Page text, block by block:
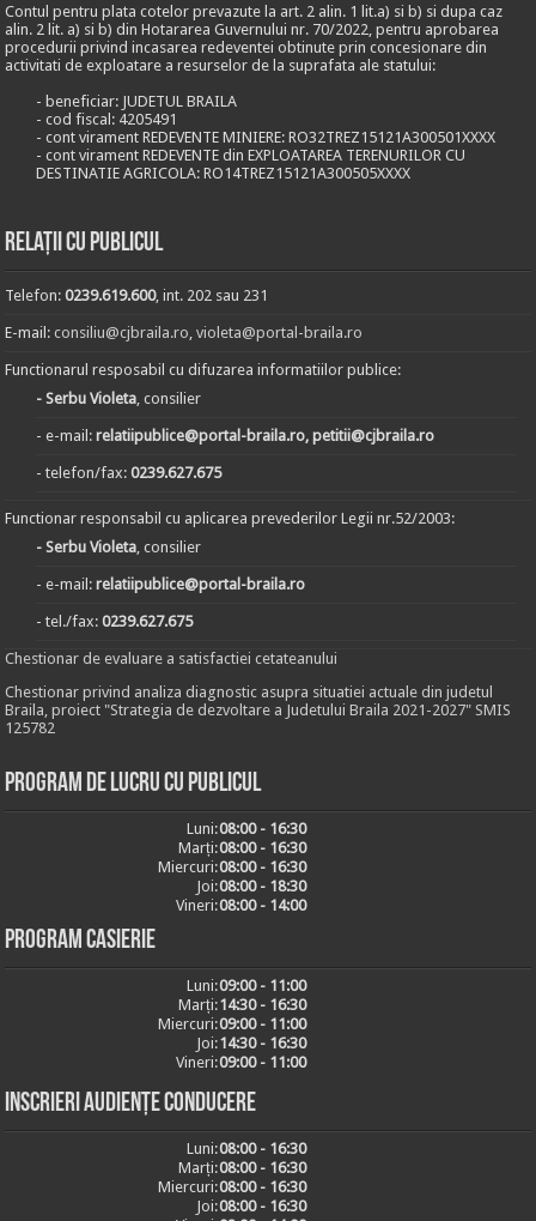
Contul pentru plata cotelor prevazute la art. 2 alin. 1 lit.a) si b) si dupa caz
alin. 2 lit. a) si b) din Hotararea Guvernului nr. 70/2022, pentru aprobarea
procedurii privind incasarea redeventei obtinute prin concesionare din
activitati de exploatare a resurselor de la suprafata ale statului:
- beneficiar: JUDETUL BRAILA
- cod fiscal: 4205491
- cont virament REDEVENTE MINIERE: RO32TREZ15121A300501XXXX
- cont virament REDEVENTE din EXPLOATAREA TERENURILOR CU
DESTINATIE AGRICOLA: RO14TREZ15121A300505XXXX
Relații cu publicul
Telefon:0239.619.600, int. 202 sau 231
E-mail:consiliu@cjbraila.ro ,violeta@portal-braila.ro
Functionarul resposabil cu difuzarea informatiilor publice:
- Serbu Violeta , consilier
- e-mail:relatiipublice@portal-braila.ro, petitii@cjbraila.ro
- telefon/fax:0239.627.675
Functionar responsabil cu aplicarea prevederilor Legii nr.52/2003:
- Serbu Violeta , consilier
- e-mail:relatiipublice@portal-braila.ro
- tel./fax:0239.627.675
Chestionar de evaluare a satisfactiei cetateanului
Chestionar privind analiza diagnostic asupra situatiei actuale din judetul
Braila, proiect "Strategia de dezvoltare a Judetului Braila 2021-2027" SMIS
125782
Program de lucru cu publicul
Luni:08:00 - 16:30
Marți:08:00 - 16:30
Miercuri:08:00 - 16:30
Joi:08:00 - 18:30
Vineri:08:00 - 14:00
Program casierie
Luni:09:00 - 11:00
Marți:14:30 - 16:30
Miercuri:09:00 - 11:00
Joi:14:30 - 16:30
Vineri:09:00 - 11:00
Inscrieri audiențe conducere
Luni:08:00 - 16:30
Marți:08:00 - 16:30
Miercuri:08:00 - 16:30
Joi:08:00 - 16:30